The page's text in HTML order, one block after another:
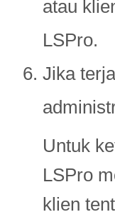
atau
LSPro.
Jika
Untuk
LSPro
klien